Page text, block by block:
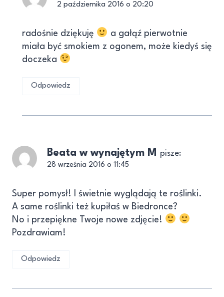
2 października 2016 o 20:20
radośnie dziękuję
a gałąź pierwotnie
miała być smokiem z ogonem, może kiedyś się
doczeka
Odpowiedz
Beata w wynajętym M pisze:
28 września 2016 o 11:45
Super pomysł! I świetnie wyglądają te roślinki.
A same roślinki też kupiłaś w Biedronce?
No i przepiękne Twoje nowe zdjęcie!
Pozdrawiam!
Odpowiedz